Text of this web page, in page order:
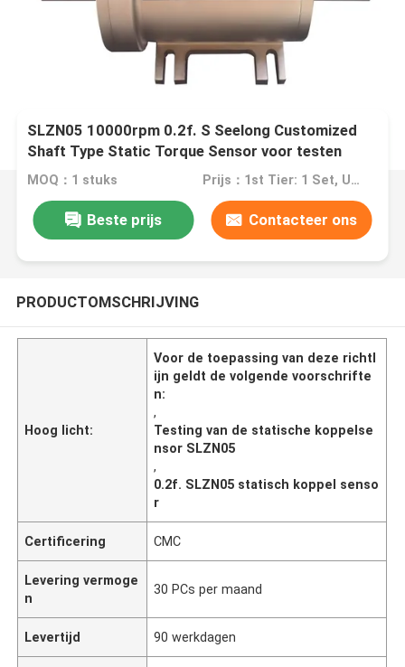
SLZN05 10000rpm 0.2f. S Seelong Customized
Shaft Type Static Torque Sensor voor testen
MOQ：1 stuks Prijs：1st Tier: 1 Set, Unit Price USD 3.00 2nd Tier: 2-5 Sets, Unit Price USD 2.00 3rd Tier: Over 5 Sets, Unit Price USD 1.00
Beste prijs Contacteer ons
PRODUCTOMSCHRIJVING
Hoog licht:
Voor de toepassing van deze richtl
ijn geldt de volgende voorschrifte
n:
,
Testing van de statische koppelse
nsor SLZN05
,
0.2f. SLZN05 statisch koppel senso
r
Certificering CMC
Levering vermoge
n
30 PCs per maand
Levertijd 90 werkdagen